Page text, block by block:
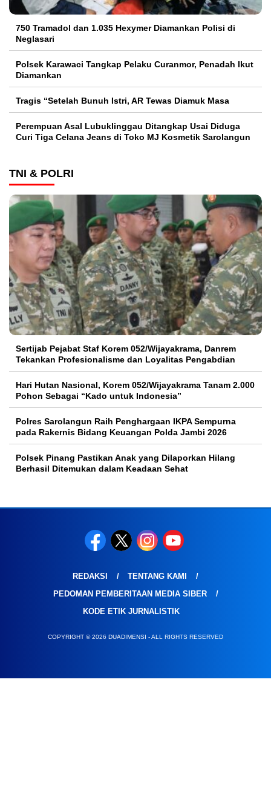
750 Tramadol dan 1.035 Hexymer Diamankan Polisi di
Neglasari
Polsek Karawaci Tangkap Pelaku Curanmor, Penadah Ikut
Diamankan
Tragis “Setelah Bunuh Istri, AR Tewas Diamuk Masa
Perempuan Asal Lubuklinggau Ditangkap Usai Diduga
Curi Tiga Celana Jeans di Toko MJ Kosmetik Sarolangun
TNI & POLRI
Sertijab Pejabat Staf Korem 052/Wijayakrama, Danrem
Tekankan Profesionalisme dan Loyalitas Pengabdian
Hari Hutan Nasional, Korem 052/Wijayakrama Tanam 2.000
Pohon Sebagai “Kado untuk Indonesia”
Polres Sarolangun Raih Penghargaan IKPA Sempurna
pada Rakernis Bidang Keuangan Polda Jambi 2026
Polsek Pinang Pastikan Anak yang Dilaporkan Hilang
Berhasil Ditemukan dalam Keadaan Sehat
REDAKSI
TENTANG KAMI
PEDOMAN PEMBERITAAN MEDIA SIBER
KODE ETIK JURNALISTIK
COPYRIGHT © 2026 DUADIMENSI - ALL RIGHTS RESERVED